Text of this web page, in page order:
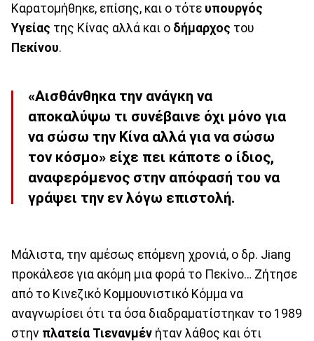
Καρατομήθηκε, επίσης, και ο τότε υπουργός
Υγείας της Κίνας αλλά και ο δήμαρχος του
Πεκίνου.
«Αισθάνθηκα την ανάγκη να
αποκαλύψω τι συνέβαινε όχι μόνο για
να σώσω την Κίνα αλλά για να σώσω
τον κόσμο» είχε πει κάποτε ο ίδιος,
αναφερόμενος στην απόφασή του να
γράψει την εν λόγω επιστολή.
Μάλιστα, την αμέσως επόμενη χρονιά, ο δρ. Jiang
προκάλεσε για ακόμη μια φορά το Πεκίνο… Ζήτησε
από το Κινεζικό Κομμουνιστικό Κόμμα να
αναγνωρίσει ότι τα όσα διαδραματίστηκαν το 1989
στην πλατεία Τιενανμέν ήταν λάθος και ότι